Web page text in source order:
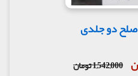
دو جلدی
1,542,000 تومان